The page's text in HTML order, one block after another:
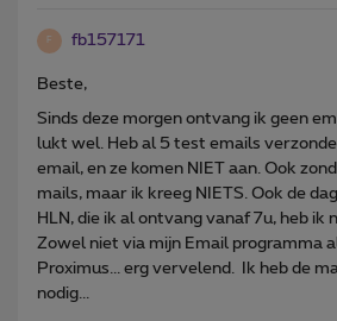
F fb157171
Beste,
Sinds deze morgen ontvang ik geen
lukt wel. Heb al 5 test emails
email, en ze komen NIET aan. Ook
mails, maar ik kreeg NIETS. Ook de
HLN, die ik al ontvang vanaf 7u, heb ik
Zowel niet via mijn Email programma
Proximus... erg vervelend. Ik heb de
nodig...